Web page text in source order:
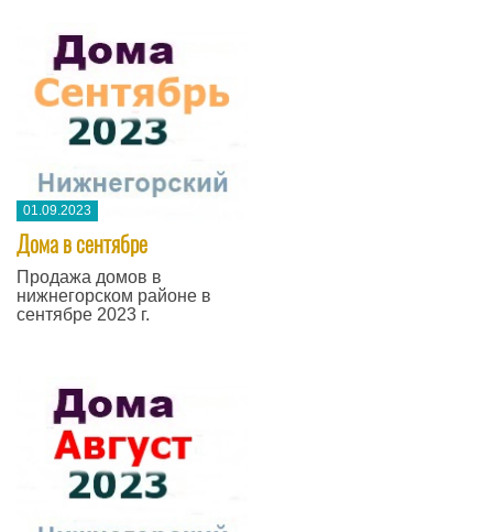
01.09.2023
Дома в сентябре
Продажа домов в
нижнегорском районе в
сентябре 2023 г.